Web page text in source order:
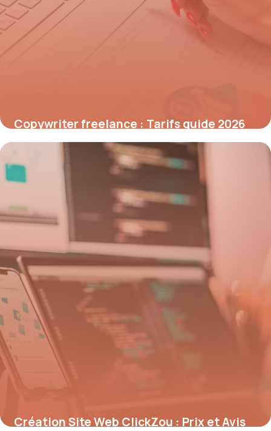
Copywriter freelance : Tarifs guide 2026
19 mai 2026
Création Site Web ClickZou : Prix et Avis